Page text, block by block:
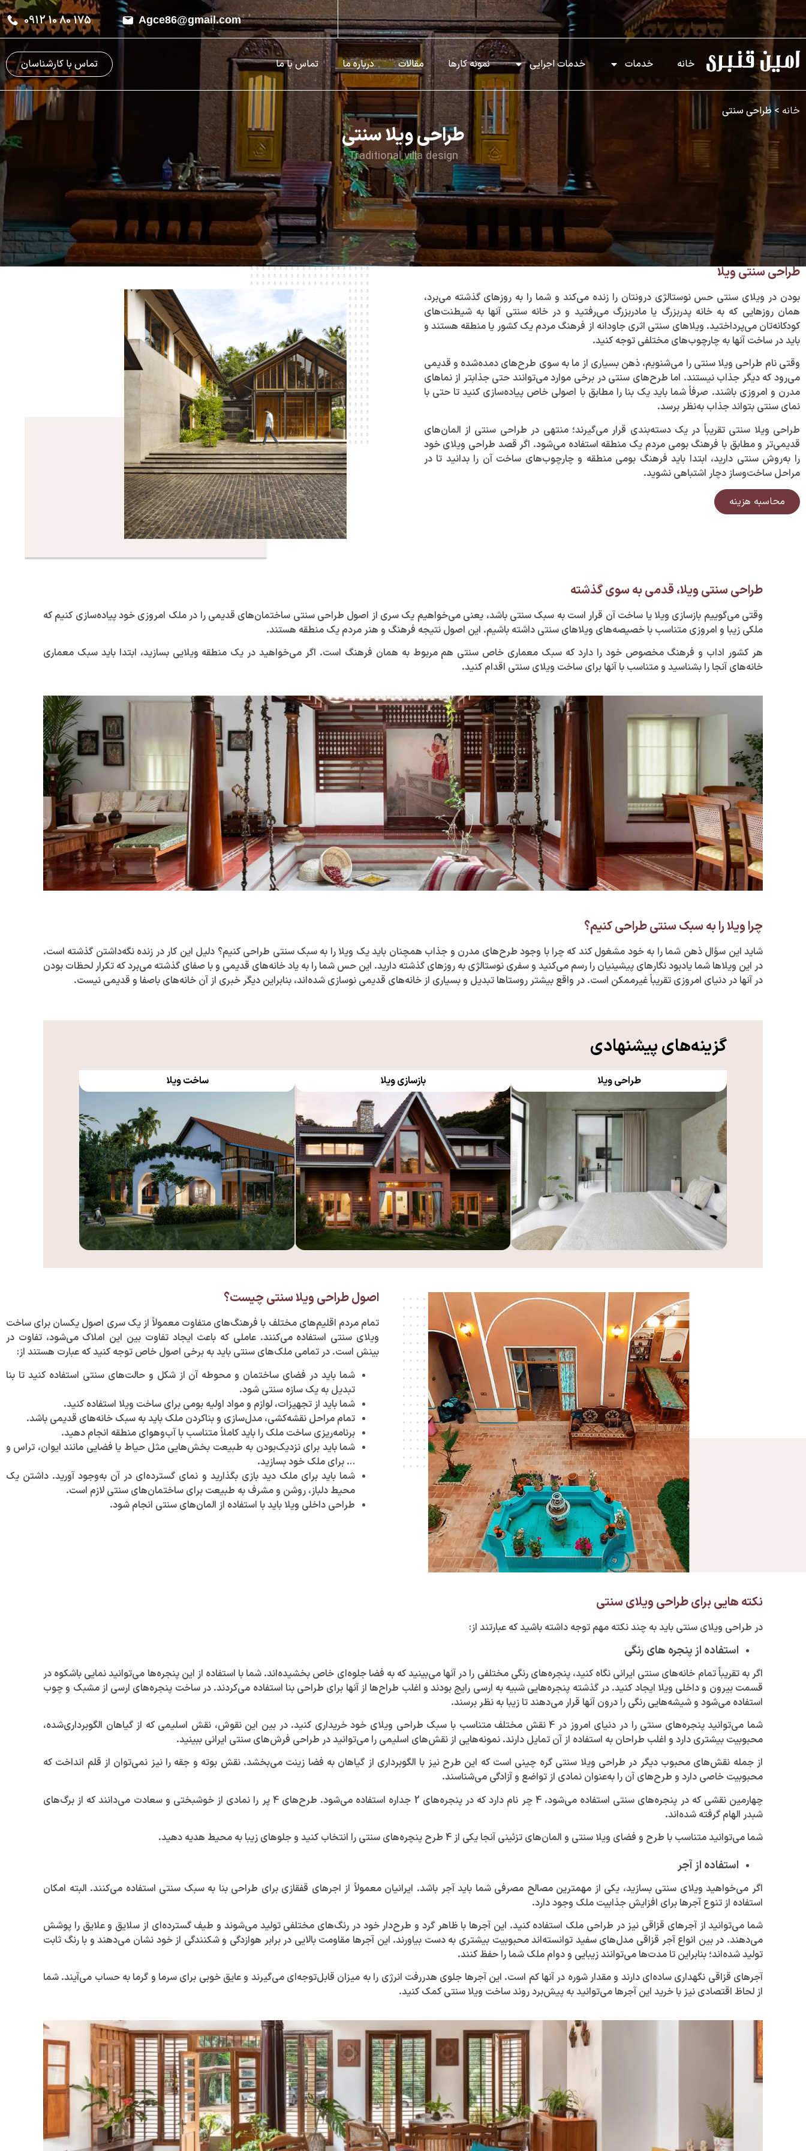
0912 10 80 175 Agce86@gmail.com
خانه خدمات خدمات اجرایی نمونه کارها مقالات درباره ما تماس با ما تماس با کارشناسان
خانه > طراحی سنتی
طراحی ویلا سنتی
Traditional villa design
طراحی سنتی ویلا
بودن در ویلای سنتی حس نوستالژی درونتان را زنده می‌کند و شما را به روز‌های گذشته می‌برد،
همان روز‌هایی که به خانه پدربزرگ یا مادربزرگ می‌رفتید و در خانه سنتی آنها به شیطنت‌های
کودکانه‌تان می‌پرداختید. ویلا‌های سنتی اثری جاودانه از فرهنگ مردم یک کشور یا منطقه هستند و
باید در ساخت آنها به چارچوب‌های مختلفی توجه کنید.
وقتی نام طراحی ویلا سنتی را می‌شنویم، ذهن بسیاری از ما به سوی طرح‌های دمده‌شده و قدیمی
می‌رود که دیگر جذاب نیستند. اما طرح‌های سنتی در برخی موارد می‌توانند حتی جذابتر از نما‌های
مدرن و امروزی باشند. صرفاً شما باید یک بنا را مطابق با اصولی خاص پیاده‌سازی کنید تا حتی با
نمای سنتی بتواند جذاب به‌نظر برسد.
طراحی ویلا سنتی تقریباً در یک دسته‌بندی قرار می‌گیرند؛ منتهی در طراحی سنتی از المان‌های
قدیمی‌تر و مطابق با فرهنگ بومی مردم یک منطقه استفاده می‌شود. اگر قصد طراحی ویلای خود
را به‌روش سنتی دارید، ابتدا باید فرهنگ بومی منطقه و چارچوب‌های ساخت آن را بدانید تا در
مراحل ساخت‌وساز دچار اشتباهی نشوید.
محاسبه هزینه
طراحی سنتی ویلا، قدمی به سوی گذشته
وقتی می‌گوییم بازسازی ویلا یا ساخت آن قرار است به سبک سنتی باشد، یعنی می‌خواهیم یک سری از اصول طراحی سنتی ساختمان‌های قدیمی را در ملک امروزی خود پیاده‌سازی کنیم که
ملکی زیبا و امروزی متناسب با خصیصه‌های ویلا‌های سنتی داشته باشیم. این اصول نتیجه فرهنگ و هنر مردم یک منطقه هستند.
هر کشور اداب و فرهنگ مخصوص خود را دارد که سبک معماری خاص سنتی هم مربوط به همان فرهنگ است. اگر می‌خواهید در یک منطقه ویلایی بسازید، ابتدا باید سبک معماری
خانه‌های آنجا را بشناسید و متناسب با آنها برای ساخت ویلای سنتی اقدام کنید.
چرا ویلا را به سبک سنتی طراحی کنیم؟
شاید این سؤال ذهن شما را به خود مشغول کند که چرا با وجود طرح‌های مدرن و جذاب همچنان باید یک ویلا را به سبک سنتی طراحی کنیم؟ دلیل این کار در زنده نگه‌داشتن گذشته است.
در این ویلا‌ها شما یادبود نگار‌های پیشینیان را رسم می‌کنید و سفری نوستالژی به روز‌های گذشته دارید. این حس شما را به یاد خانه‌های قدیمی و با صفای گذشته می‌برد که تکرار لحظات بودن
در آنها در دنیای امروزی تقریباً غیرممکن است. در واقع بیشتر روستا‌ها تبدیل و بسیاری از خانه‌های قدیمی نوسازی شده‌اند، بنابراین دیگر خبری از آن خانه‌های باصفا و قدیمی نیست.
گزینه‌های پیشنهادی
طراحی ویلا بازسازی ویلا ساخت ویلا
اصول طراحی ویلا سنتی چیست؟
تمام مردم اقلیم‌های مختلف با فرهنگ‌های متفاوت معمولاً از یک سری اصول یکسان برای ساخت
ویلای سنتی استفاده می‌کنند. عاملی که باعث ایجاد تفاوت بین این املاک می‌شود، تفاوت در
بینش است. در تمامی ملک‌های سنتی باید به برخی اصول خاص توجه کنید که عبارت هستند از:
شما باید در فضای ساختمان و محوطه آن از شکل و حالت‌های سنتی استفاده کنید تا بنا
تبدیل به یک سازه سنتی شود.
شما باید از تجهیزات، لوازم و مواد اولیه بومی برای ساخت ویلا استفاده کنید.
تمام مراحل نقشه‌کشی، مدل‌سازی و بناکردن ملک باید به سبک خانه‌های قدیمی باشد.
برنامه‌ریزی ساخت ملک را باید کاملاً متناسب با آب‌و‌هوای منطقه انجام دهید.
شما باید برای نزدیک‌بودن به طبیعت بخش‌هایی مثل حیاط یا فضایی مانند ایوان، تراس و
… برای ملک خود بسازید.
شما باید برای ملک دید بازی بگذارید و نمای گسترده‌ای در آن به‌وجود آورید. داشتن یک
محیط دلباز، روشن و مشرف به طبیعت برای ساختمان‌های سنتی لازم است.
طراحی داخلی ویلا باید با استفاده از المان‌های سنتی انجام شود.
نکته هایی برای طراحی ویلای سنتی
در طراحی ویلای سنتی باید به چند نکته مهم توجه داشته باشید که عبارتند از:
استفاده از پنجره های رنگی
اگر به تقریباً تمام خانه‌های سنتی ایرانی نگاه کنید، پنجره‌های رنگی مختلفی را در آنها می‌بینید که به فضا جلوه‌ای خاص بخشیده‌اند. شما با استفاده از این پنجره‌ها می‌توانید نمایی باشکوه در
قسمت بیرون و داخلی ویلا ایجاد کنید. در گذشته پنجره‌هایی شبیه به ارسی رایج بودند و اغلب طراح‌ها از آنها برای طراحی بنا استفاده می‌کردند. در ساخت پنجره‌های ارسی از مشبک و چوب
استفاده می‌شود و شیشه‌هایی رنگی را درون آنها قرار می‌دهند تا زیبا به نظر برسند.
شما می‌توانید پنجره‌های سنتی را در دنیای امروز در 4 نقش مختلف متناسب با سبک طراحی ویلای خود خریداری کنید. در بین این نقوش، نقش اسلیمی که از گیاهان الگوبرداری‌شده،
محبوبیت بیشتری دارد و اغلب طراحان به استفاده از آن تمایل دارند. نمونه‌هایی از نقش‌های اسلیمی را می‌توانید در طراحی فرش‌های سنتی ایرانی ببینید.
از جمله نقش‌های محبوب دیگر در طراحی ویلا سنتی گره چینی است که این طرح نیز با الگوبرداری از گیاهان به فضا زینت می‌بخشد. نقش بوته و جقه را نیز نمی‌توان از قلم انداخت که
محبوبیت خاصی دارد و طرح‌های آن را به‌عنوان نمادی از تواضع و آزادگی می‌شناسند.
چهارمین نقشی که در پنجره‌های سنتی استفاده می‌شود، 4 چر نام دارد که در پنجره‌های 2 جداره استفاده می‌شود. طرح‌های 4 پر را نمادی از خوشبختی و سعادت می‌دانند که از برگ‌های
شبدر الهام گرفته شده‌اند.
شما می‌توانید متناسب با طرح و فضای ویلا سنتی و المان‌های تزئینی آنجا یکی از 4 طرح پنچره‌های سنتی را انتخاب کنید و جلو‌های زیبا به محیط هدیه دهید.
استفاده از آجر
اگر می‌خواهید ویلای سنتی بسازید، یکی از مهمترین مصالح مصرفی شما باید آجر باشد. ایرانیان معمولاً از اجر‌های قفقازی برای طراحی بنا به سبک سنتی استفاده می‌کنند. البته امکان
استفاده از تنوع آجر‌ها برای افزایش جذابیت ملک وجود دارد.
شما می‌توانید از آجر‌های قزاقی نیز در طراحی ملک استفاده کنید. این آجر‌ها با ظاهر گرد و طرح‌دار خود در رنگ‌های مختلفی تولید می‌شوند و طیف گسترده‌ای از سلایق و علایق را پوشش
می‌دهند. در بین انواع آجر قزاقی مدل‌های سفید توانسته‌اند محبوبیت بیشتری به دست بیاورند. این آجر‌ها مقاومت بالایی در برابر هوازدگی و شکنندگی از خود نشان می‌دهند و با رنگ ثابت
تولید شده‌اند؛ بنابراین تا مدت‌ها می‌توانند زیبایی و دوام ملک شما را حفظ کنند.
آجر‌های قزاقی نگهداری ساده‌ای دارند و مقدار شوره در آنها کم است. این آجر‌ها جلوی هدررفت انرژی را به میزان قابل‌توجه‌ای می‌گیرند و عایق خوبی برای سرما و گرما به حساب می‌آیند. شما
از لحاظ اقتصادی نیز با خرید این آجر‌ها می‌توانید به پیش‌برد روند ساخت ویلا سنتی کمک کنید.